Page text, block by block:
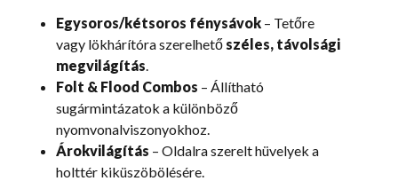
Egysoros/kétsoros fénysávok – Tetőre
vagy lökhárítóra szerelhető széles, távolsági
megvilágítás.
Folt & Flood Combos – Állítható
sugármintázatok a különböző
nyomvonalviszonyokhoz.
Árokvilágítás – Oldalra szerelt hüvelyek a
holttér kiküszöbölésére.